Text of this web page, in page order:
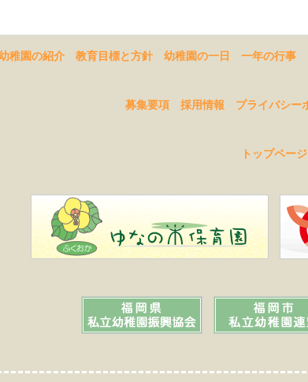
稚園の紹介 教育目標と方針 幼稚園の一日 一年の行事
募集要項 採用情報 プライバシー
トップページ